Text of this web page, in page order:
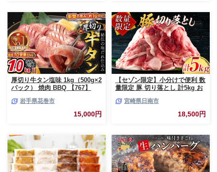
産牛 総菜 甲佐町【価格改定】X
厚切り牛タン塩味 1kg（500g×2
パック） 焼肉 BBQ 【767】
岩手県花巻市
15,000円
【セゾン限定】小分けで便利 数
量限定 豚 切り落とし 計5kg お
空パック 個包装 万能食材 おす
すめ おかず 食品 炒め物 お弁当
豚丼 豚しゃぶ しゃぶしゃぶ 焼
贈答 プレゼント おすそ分け 宮
崎県 日南市 送料無料_CCV2-26
宮崎県日南市
18,500円